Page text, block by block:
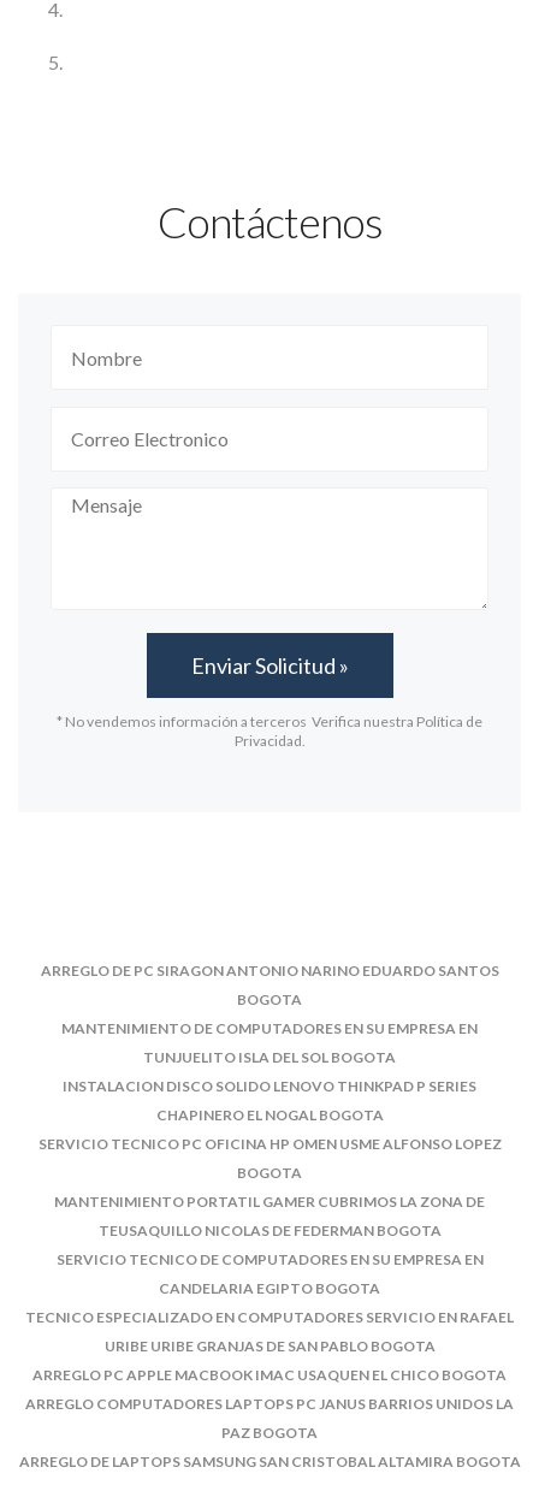
Contáctenos
* No vendemos información a terceros Verifica nuestra Política de
Privacidad.
ARREGLO DE PC SIRAGON ANTONIO NARINO EDUARDO SANTOS
BOGOTA
MANTENIMIENTO DE COMPUTADORES EN SU EMPRESA EN
TUNJUELITO ISLA DEL SOL BOGOTA
INSTALACION DISCO SOLIDO LENOVO THINKPAD P SERIES
CHAPINERO EL NOGAL BOGOTA
SERVICIO TECNICO PC OFICINA HP OMEN USME ALFONSO LOPEZ
BOGOTA
MANTENIMIENTO PORTATIL GAMER CUBRIMOS LA ZONA DE
TEUSAQUILLO NICOLAS DE FEDERMAN BOGOTA
SERVICIO TECNICO DE COMPUTADORES EN SU EMPRESA EN
CANDELARIA EGIPTO BOGOTA
TECNICO ESPECIALIZADO EN COMPUTADORES SERVICIO EN RAFAEL
URIBE URIBE GRANJAS DE SAN PABLO BOGOTA
ARREGLO PC APPLE MACBOOK IMAC USAQUEN EL CHICO BOGOTA
ARREGLO COMPUTADORES LAPTOPS PC JANUS BARRIOS UNIDOS LA
PAZ BOGOTA
ARREGLO DE LAPTOPS SAMSUNG SAN CRISTOBAL ALTAMIRA BOGOTA